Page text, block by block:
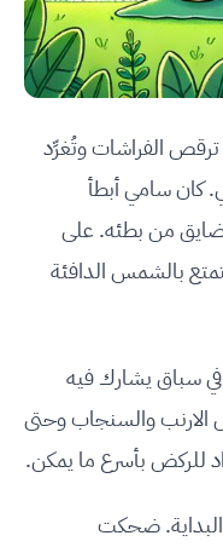
الفراشات وتُغرِّد
كان سامي أبطأ
من بطئه. على
بالشمس الدافئة
في سباق يشارك فيه
والسنجاب وحتى
للركض بأسرع ما يمكن.
ضحكت